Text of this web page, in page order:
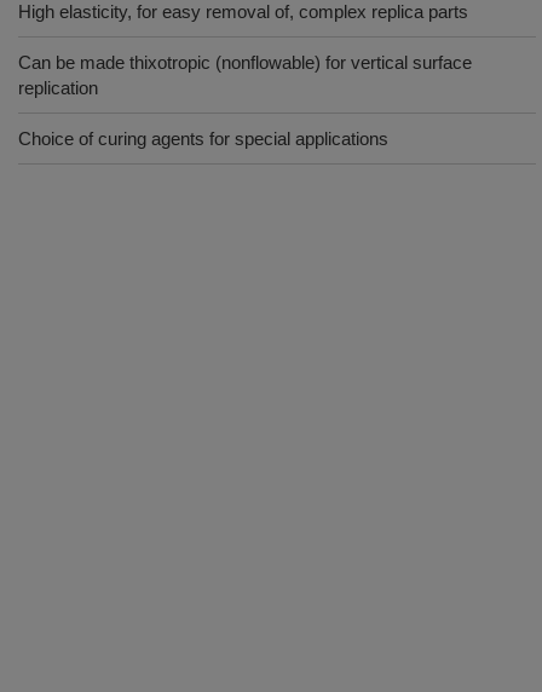
High elasticity, for easy removal of, complex replica parts
Can be made thixotropic (nonflowable) for vertical surface
replication
Choice of curing agents for special applications